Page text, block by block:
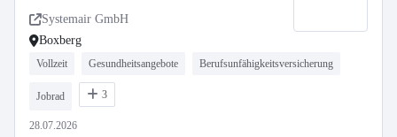
Systemair GmbH
Boxberg
Vollzeit Gesundheitsangebote Berufsunfähigkeitsversicherung
Jobrad 3
28.07.2026